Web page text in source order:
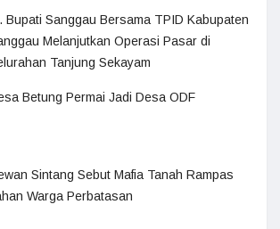
Bupati Sanggau Bersama TPID Kabupaten
Melanjutkan Operasi Pasar di
Tanjung Sekayam
Betung Permai Jadi Desa ODF
Sintang Sebut Mafia Tanah Rampas
Warga Perbatasan